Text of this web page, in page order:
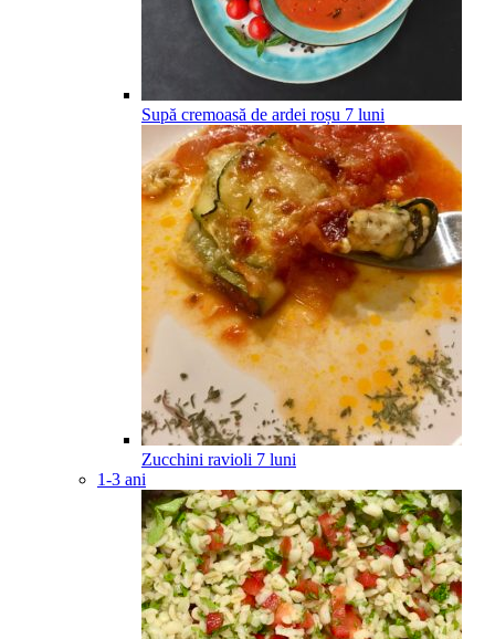
Supă cremoasă de ardei roșu 7 luni
Zucchini ravioli 7 luni
1-3 ani